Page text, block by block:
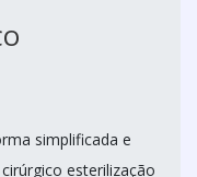
simplificada e
esterilização